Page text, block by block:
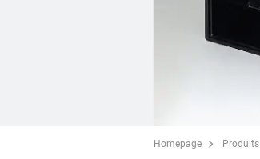
Homepage Produits